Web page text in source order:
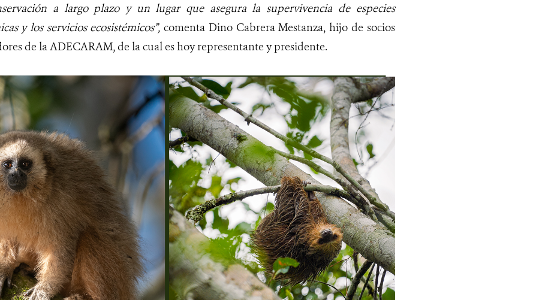
a largo plazo y un lugar que asegura la supervivencia de especies
y los servicios ecosistémicos”,comenta Dino Cabrera Mestanza, hijo de socios
de la ADECARAM, de la cual es hoy representante y presidente.